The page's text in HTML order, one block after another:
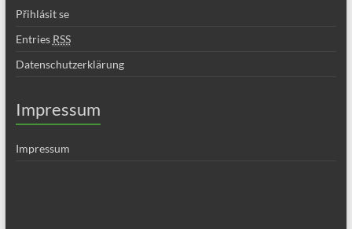
Přihlásit se
Entries RSS
Datenschutzerklärung
Impressum
Impressum